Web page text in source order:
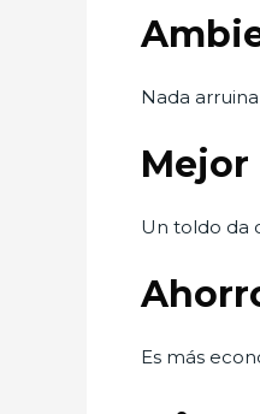
Nada
Un toldo da
Es más